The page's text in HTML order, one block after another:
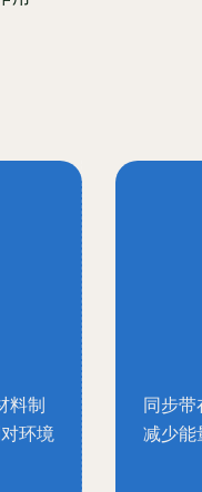
料制
环境
同步
减少能